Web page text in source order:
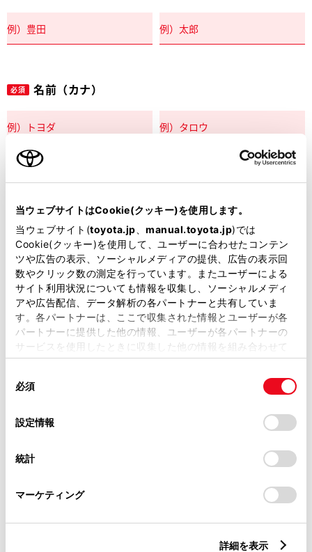
当ウェブサイトはCookie(クッキー)を使用します。
当ウェブサイト(toyota.jp manual.toyota.jp)では
Cookie(クッキー)を使用して、ユーザーに合わせたコンテン
ツや広告の表示、ソーシャルメディアの提供、広告の表示回
数やクリック数の測定を行っています。またユーザーによる
サイト利用状況についても情報を収集し、ソーシャルメディ
アや広告配信、データ解析の各パートナーと共有していま
す。各パートナーは、ここで収集された情報とユーザーが各
パートナーに提供した他の情報、ユーザーが各パートナーの
サービスを使用したときに収集した他の情報を組み合わせて
使用することがあります。当ウェブサイトの使用を続行する
デバイスにすべてのCookie(クッキー)が保存されることに同
意したことになります。Cookie(クッキー)のオプトアウト、
設定の変更、同意を撤回したりするにあたっては、当社の
「Cookie（クッキー）情報の取り扱いについて
」をご覧くだ
必須
設定情報
統計
マーケティング
詳細を表示
必須 名前（カナ）
郵便番号
住所自動入力
必須 都道府県
市区町村名